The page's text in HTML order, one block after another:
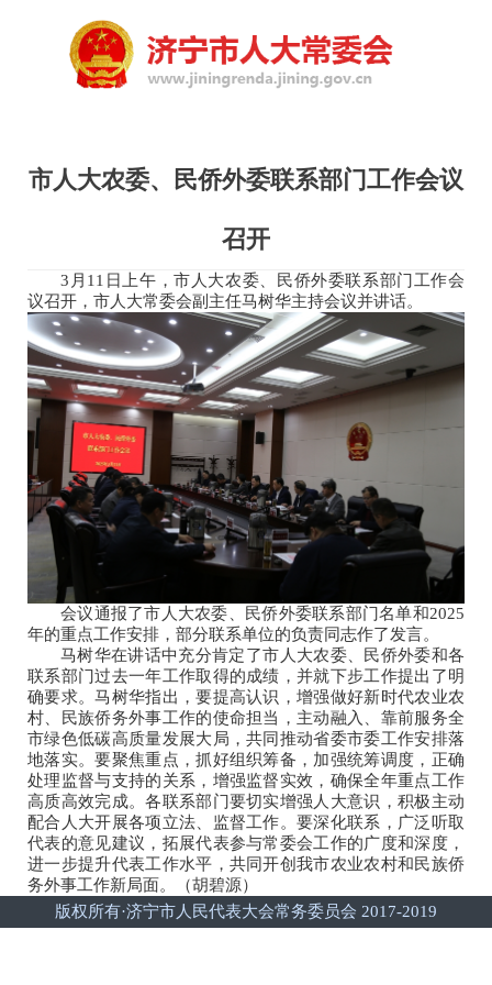
市人大农委、民侨外委联系部门工作会议
召开
3月11日上午，市人大农委、民侨外委联系部门工作会
议召开，市人大常委会副主任马树华主持会议并讲话。
会议通报了市人大农委、民侨外委联系部门名单和2025
年的重点工作安排，部分联系单位的负责同志作了发言。
马树华在讲话中充分肯定了市人大农委、民侨外委和各
联系部门过去一年工作取得的成绩，并就下步工作提出了明
确要求。马树华指出，要提高认识，增强做好新时代农业农
村、民族侨务外事工作的使命担当，主动融入、靠前服务全
市绿色低碳高质量发展大局，共同推动省委市委工作安排落
地落实。要聚焦重点，抓好组织筹备，加强统筹调度，正确
处理监督与支持的关系，增强监督实效，确保全年重点工作
高质高效完成。各联系部门要切实增强人大意识，积极主动
配合人大开展各项立法、监督工作。要深化联系，广泛听取
代表的意见建议，拓展代表参与常委会工作的广度和深度，
进一步提升代表工作水平，共同开创我市农业农村和民族侨
务外事工作新局面。（胡碧源）
版权所有·济宁市人民代表大会常务委员会 2017-2019